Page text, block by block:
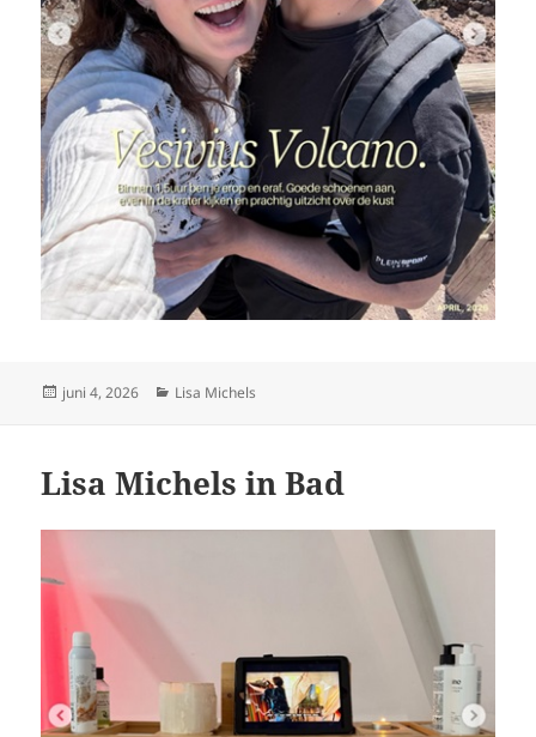
Geplaatst
juni 4, 2026 Categorieën
Lisa Michels
Lisa Michels in Bad